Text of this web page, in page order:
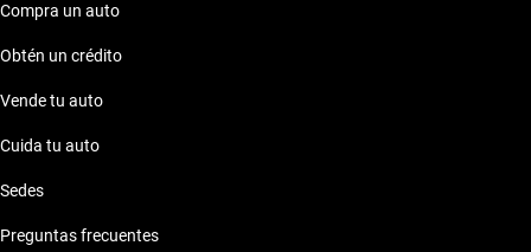
Compra un auto
Obtén un crédito
Vende tu auto
Cuida tu auto
Sedes
Preguntas frecuentes